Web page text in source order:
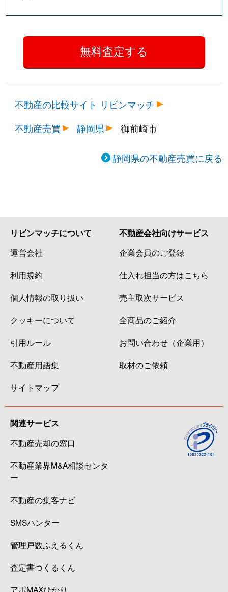
不動産の比較サイト リビンマッチ
不動産売買
静岡県 御前崎市
静岡県の不動産売買に戻る
リビンマッチについて
運営会社
利用規約
個人情報の取り扱い
クッキーについて
引用ルール
不動産用語集
サイトマップ
不動産会社向けサービス
企業会員のご登録
仕入れ担当の方はこちら
売主取次サービス
全商品のご紹介
お問い合わせ（企業用）
取材のご依頼
関連サービス
不動産売却の窓口
不動産業界M&A相談センタ
ー
不動産の集客ナビ
SMSハンター
管理戸数ふえるくん
査定書つくるくん
アポMAXひかり